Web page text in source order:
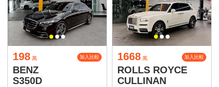
198 萬 加入比較
BENZ
S350D
1668 萬 加入比較
ROLLS ROYCE
CULLINAN